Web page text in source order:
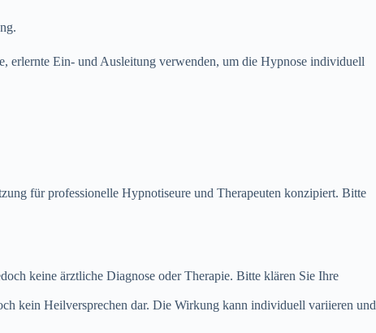
erlernte Ein- und Ausleitung verwenden, um die Hypnose individuell
für professionelle Hypnotiseure und Therapeuten konzipiert. Bitte
keine ärztliche Diagnose oder Therapie. Bitte klären Sie Ihre
kein Heilversprechen dar. Die Wirkung kann individuell variieren und